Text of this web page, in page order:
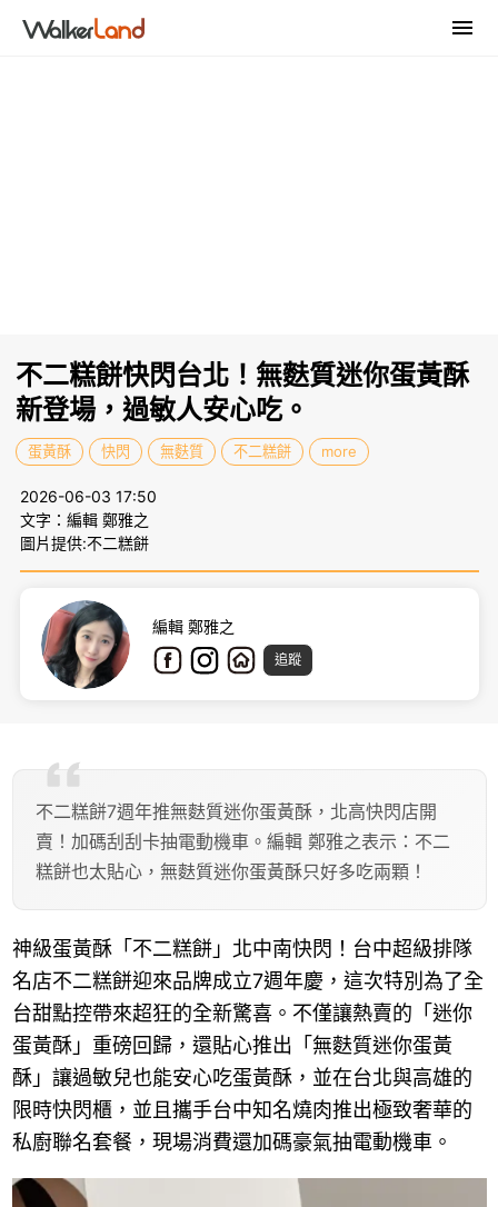
不二糕餅快閃台北！無麩質迷你蛋黃酥
新登場，過敏人安心吃。
蛋黃酥 快閃 無麩質 不二糕餅 more
2026-06-03 17:50
文字：編輯 鄭雅之
圖片提供:不二糕餅
編輯 鄭雅之
追蹤
不二糕餅7週年推無麩質迷你蛋黃酥，北高快閃店開
賣！加碼刮刮卡抽電動機車。編輯 鄭雅之表示：不二
糕餅也太貼心，無麩質迷你蛋黃酥只好多吃兩顆！
神級蛋黃酥「不二糕餅」北中南快閃！台中超級排隊
名店不二糕餅迎來品牌成立7週年慶，這次特別為了全
台甜點控帶來超狂的全新驚喜。不僅讓熱賣的「迷你
蛋黃酥」重磅回歸，還貼心推出「無麩質迷你蛋黃
酥」讓過敏兒也能安心吃蛋黃酥，並在台北與高雄的
限時快閃櫃，並且攜手台中知名燒肉推出極致奢華的
私廚聯名套餐，現場消費還加碼豪氣抽電動機車。